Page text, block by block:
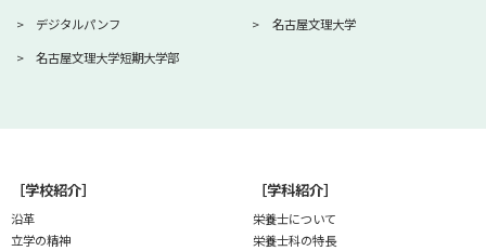
デジタルパンフ
名古屋文理大学
名古屋文理大学短期大学部
［学校紹介］
沿革
立学の精神
［学科紹介］
栄養士について
栄養士科の特長